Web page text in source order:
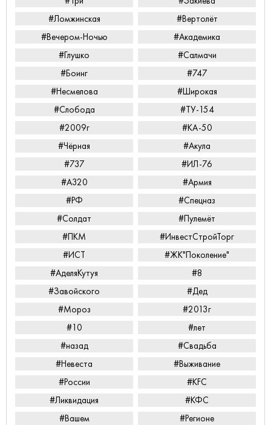
#Ломжинская
#Вертолёт
#Вечером-Ночью
#Академика
#Глушко
#Салмачи
#Боинг
#747
#Несмелова
#Широкая
#Слобода
#ТУ-154
#2009г
#КА-50
#Чёрная
#Акула
#737
#ИЛ-76
#А320
#Армия
#РФ
#Спецназ
#Солдат
#Пулемёт
#ПКМ
#ИнвестСтройТорг
#ИСТ
#ЖК"Поколение"
#АделяКутуя
#8
#Завойского
#Дед
#Мороз
#2013г
#10
#лет
#назад
#Свадьба
#Невеста
#Выживание
#России
#KFC
#Ликвидация
#КФС
#Вашем
#Регионе